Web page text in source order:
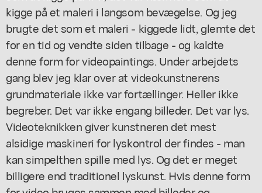
kigge på et maleri i langsom bevægelse. Og jeg
brugte det som et maleri - kiggede lidt, glemte det
for en tid og vendte siden tilbage - og kaldte
denne form for videopaintings. Under arbejdets
gang blev jeg klar over at videokunstnerens
grundmateriale ikke var fortællinger. Heller ikke
begreber. Det var ikke engang billeder. Det var lys.
Videoteknikken giver kunstneren det mest
alsidige maskineri for lyskontrol der findes - man
kan simpelthen spille med lys. Og det er meget
billigere end traditionel lyskunst. Hvis denne form